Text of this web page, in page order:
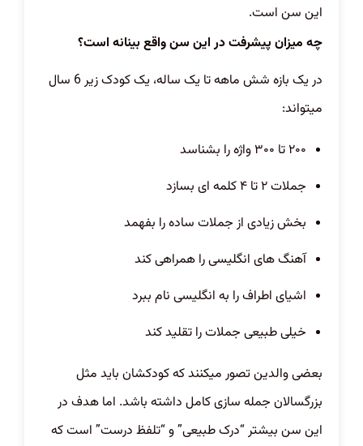
این سن است.
چه میزان پیشرفت در این سن واقع بینانه است؟
در یک بازه شش ماهه تا یک ساله، یک کودک زیر 6 سال
میتواند:
۲۰۰ تا ۳۰۰ واژه را بشناسد
جملات ۲ تا ۴ کلمه ای بسازد
بخش زیادی از جملات ساده را بفهمد
آهنگ های انگلیسی را همراهی کند
اشیای اطراف را به انگلیسی نام ببرد
خیلی طبیعی جملات را تقلید کند
بعضی والدین تصور میکنند که کودکشان باید مثل
بزرگسالان جمله سازی کامل داشته باشد. اما هدف در
این سن بیشتر “درک طبیعی” و “تلفظ درست” است که